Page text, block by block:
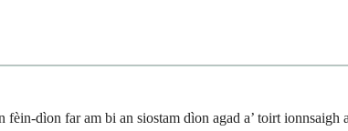
dìon far am bi an siostam dìon agad a’ toirt